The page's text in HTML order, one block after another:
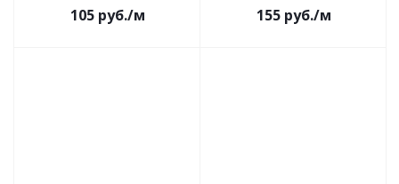
105руб./м 155руб./м